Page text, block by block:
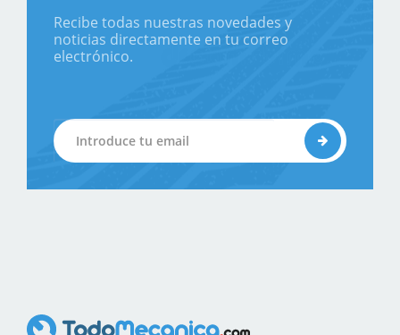
Recibe todas nuestras novedades y
noticias directamente en tu correo
electrónico.